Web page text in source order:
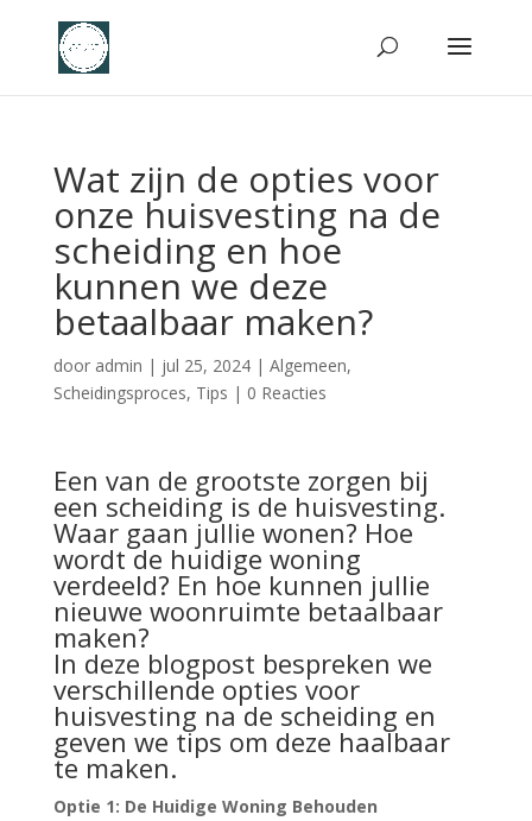
Wat zijn de opties voor
onze huisvesting na de
scheiding en hoe
kunnen we deze
betaalbaar maken?
door admin | jul 25, 2024| Algemeen,
Scheidingsproces, Tips | 0 Reacties
Een van de grootste zorgen bij
een scheiding is de huisvesting.
Waar gaan jullie wonen? Hoe
wordt de huidige woning
verdeeld? En hoe kunnen jullie
nieuwe woonruimte betaalbaar
maken?
In deze blogpost bespreken we
verschillende opties voor
huisvesting na de scheiding en
geven we tips om deze haalbaar
te maken.
Optie 1: De Huidige Woning Behouden